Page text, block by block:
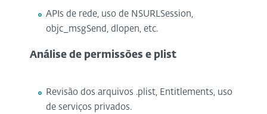
APIs de rede, uso de NSURLSession,
objc_msgSend, dlopen, etc.
Análise de permissões e plist
Revisão dos arquivos .plist, Entitlements, uso
de serviços privados.